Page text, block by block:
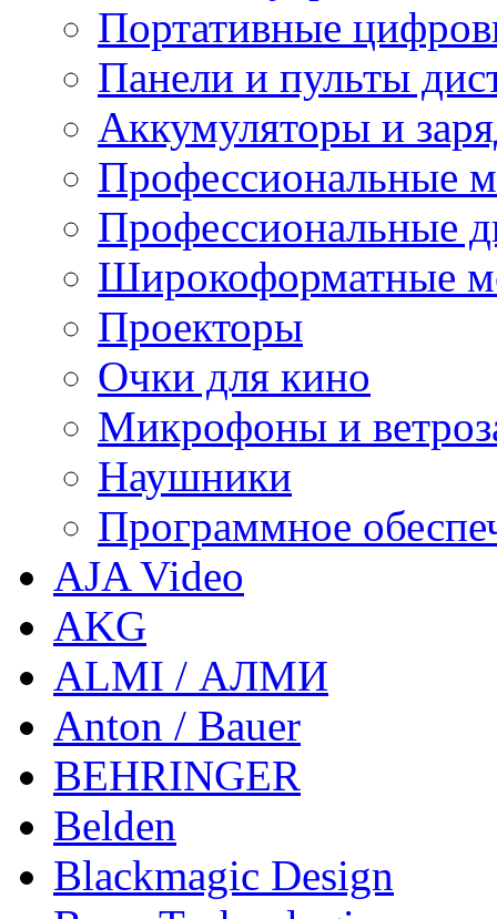
Портативные
Панели и пульты
Аккумуляторы и
Профессиональные
Профессиональные
Широкоформатные
Проекторы
Очки для кино
Микрофоны и
Наушники
Программное
AJA Video
AKG
ALMI / АЛМИ
Anton / Bauer
BEHRINGER
Belden
Blackmagic Design